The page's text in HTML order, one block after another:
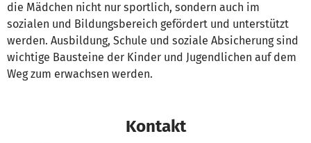
die Mädchen nicht nur sportlich, sondern auch im
sozialen und Bildungsbereich gefördert und unterstützt
werden. Ausbildung, Schule und soziale Absicherung sind
wichtige Bausteine der Kinder und Jugendlichen auf dem
Weg zum erwachsen werden.
Kontakt